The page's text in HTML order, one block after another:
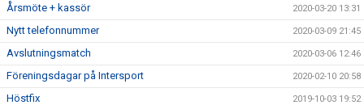
Årsmöte + kassör 2020-03-20 13:31
Nytt telefonnummer 2020-03-09 21:45
Avslutningsmatch 2020-03-06 12:46
Föreningsdagar på Intersport 2020-02-10 20:58
Höstfix 2019-10-03 19:52